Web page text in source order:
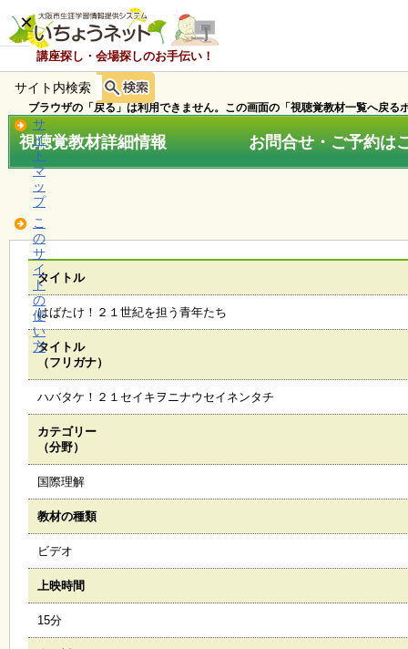
講座探し・会場探しのお手伝い！
×
ホ
ー
ム
知
ら
せ
講
座
・
イ
ベ
ト
設
約
い
サイト内検索
サ
イ
ト
マ
ッ
プ
こ
の
サ
イ
ト
の
使
い
方
ブラウザの「戻る」は利用できません。この画面の「視聴覚教材一覧へ戻る
視聴覚教材詳細情報 お問合せ・ご予約はこ
タイトル
はばたけ！２１世紀を担う青年たち
タイトル
（フリガナ）
ハバタケ！２１セイキヲニナウセイネンタチ
カテゴリー
（分野）
国際理解
教材の種類
ビデオ
上映時間
15分